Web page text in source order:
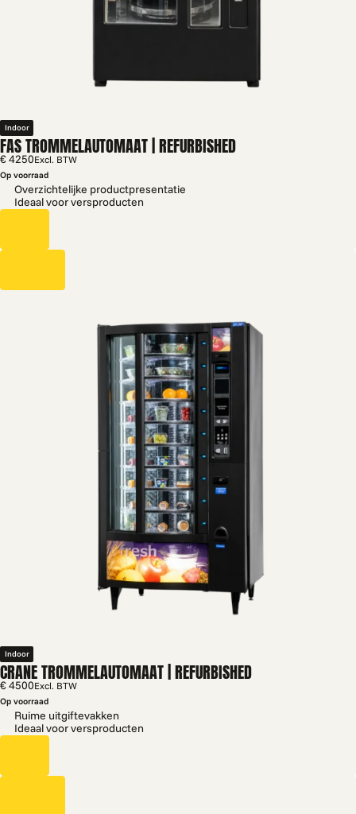
Indoor
FAS TROMMELAUTOMAAT | REFURBISHED
€ 4250Excl. BTW
Op voorraad
Overzichtelijke productpresentatie
Ideaal voor versproducten
Indoor
CRANE TROMMELAUTOMAAT | REFURBISHED
€ 4500Excl. BTW
Op voorraad
Ruime uitgiftevakken
Ideaal voor versproducten